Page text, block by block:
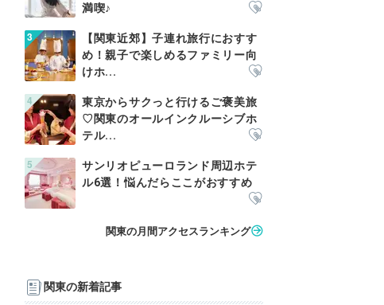
満喫♪
【関東近郊】子連れ旅行におすす
め！親子で楽しめるファミリー向
けホ...
東京からサクっと行けるご褒美旅
♡関東のオールインクルーシブホ
テル...
サンリオピューロランド周辺ホテ
ル6選！悩んだらここがおすすめ
関東の月間アクセスランキング
関東の新着記事